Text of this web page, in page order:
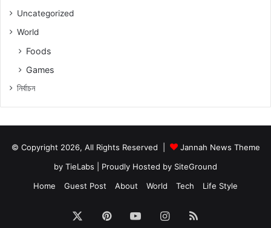
Uncategorized
World
Foods
Games
নিৰ্বাচন
© Copyright 2026, All Rights Reserved |
Jannah News Theme
by TieLabs | Proudly Hosted by SiteGround
Home
Guest Post About World Tech Life Style
PinterestYouTubeInstagram